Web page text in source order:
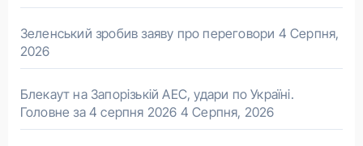
Зеленський зробив заяву про переговори 4 Серпня,
2026
Блекаут на Запорізькій АЕС, удари по Україні.
Головне за 4 серпня 2026 4 Серпня, 2026